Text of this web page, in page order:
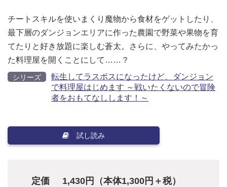
チートスキルを使いまくり魔物から食材をゲットしたり、
最下層のダンジョンエリアに作った農園で野菜や果物を育
てたりと好き放題に楽しむ蒼太。さらに、やってみたかっ
た料理屋を開くことにして……？
シリーズ
転生してラスボスになったけど、ダンジョン
で料理屋はじめます ～戦いたくないので冒険
者をおもてなしします！～
試し読み
定価 1,430円（本体1,300円＋税）